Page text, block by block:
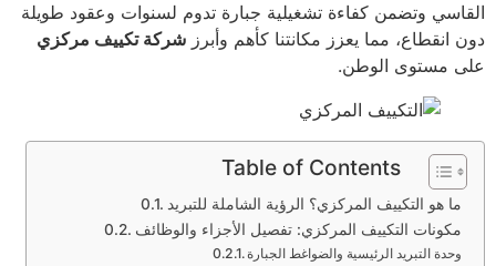
القاسي وتضمن كفاءة تشغيلية جبارة تدوم لسنوات وعقود طويلة
دون انقطاع، مما يعزز مكانتنا كأهم وأبرز شركة تكييف مركزي
على مستوى الوطن.
Table of Contents
ما هو التكييف المركزي؟ الرؤية الشاملة للتبريد
مكونات التكييف المركزي: تفصيل الأجزاء والوظائف
وحدة التبريد الرئيسية والضواغط الجبارة